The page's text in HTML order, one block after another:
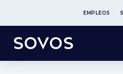
EMPLEOS